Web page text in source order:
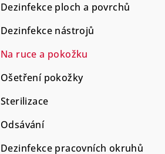
Dezinfekce ploch a povrchů
Dezinfekce nástrojů
Na ruce a pokožku
Ošetření pokožky
Sterilizace
Odsávání
Dezinfekce pracovních okruhů